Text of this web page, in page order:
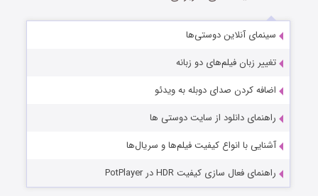
سینمای آنلاین دوستی‌ها
تغییر زبان فیلم‌های دو زبانه
اضافه کردن صدای دوبله به ویدئو
راهنمای دانلود از سایت دوستی ها
آشنایی با انواع کیفیت فیلم‌ها و سریال‌ها
راهنمای فعال سازی کیفیت HDR در PotPlayer